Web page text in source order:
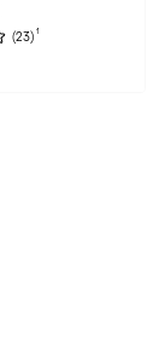
(23) 1